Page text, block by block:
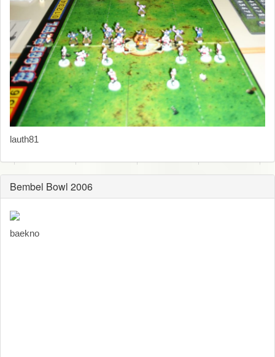
lauth81
Bembel Bowl 2006
baekno